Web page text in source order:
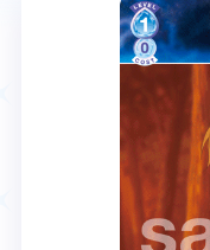
作品タイトル
Event
イベント
Rule /
ルール/Q&A